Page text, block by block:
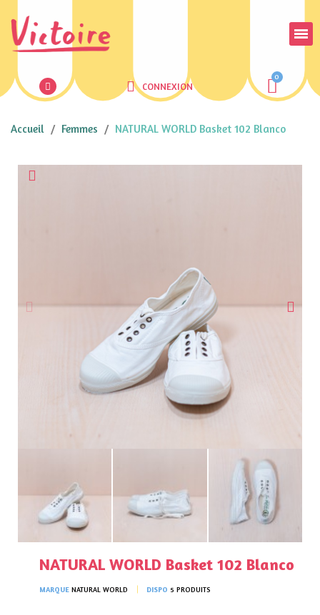
CONNEXION
Accueil Femmes NATURAL WORLD Basket 102 Blanco
NATURAL WORLD Basket 102 Blanco
MARQUE NATURAL WORLD DISPO 5 PRODUITS